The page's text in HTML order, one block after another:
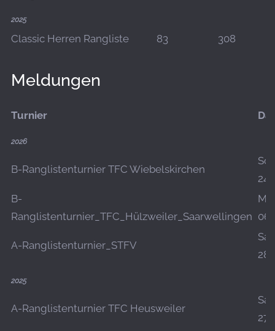
2025
Classic Herren Rangliste 83 308
Meldungen
Turnier
2026
B-Ranglistenturnier TFC Wiebelskirchen
So.,
B-
Ranglistenturnier_TFC_Hülzweiler_Saarwellingen
A-Ranglistenturnier_STFV
Sa.,
2025
A-Ranglistenturnier TFC Heusweiler
Sa.,